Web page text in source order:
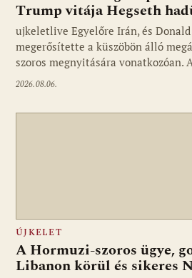
Fotó: ujkelet.live
Trump vitája Hegseth
ujkeletlive Egyelőre Irán, és
megerősítette a küszöbön álló
szoros megnyitására vonatkozóan.
2026.08.06.
ÚJKELET
A Hormuzi-szoros ügye,
Libanon körül és sikeres